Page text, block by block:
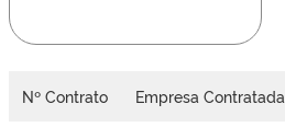
Nº Contrato Empresa Contratada